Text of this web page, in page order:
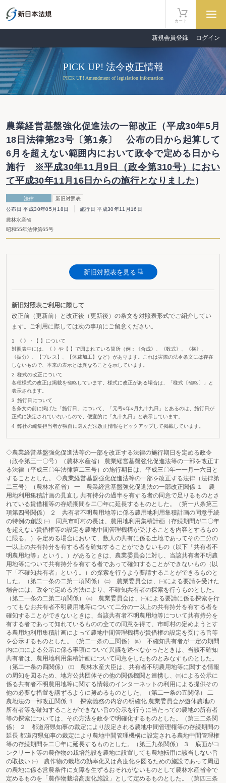
カート
新規会員登録 ログイン
PICK UP! 法令改正情報
PICK UP! Amendment of legislation information
農業経営基盤強化促進法の一部改正（平成30年5月
18日法律第23号〔第1条〕 公布の日から起算して
6月を超えない範囲内において政令で定める日から
施行
※平成30年11月9日（政令第310号）におい
て平成30年11月16日からの施行となりました）
法律
新旧対照表
公布日 平成30年05月18日
施行日 平成30年11月16日
農林水産省
昭和55年法律第65号
新旧対照表を見る
新旧対照表ご利用に際して
改正前（更新前）と改正後（更新後）の条文を対照表形式でご紹介してい
ます。ご利用に際しては次の事項にご留意ください。
《 》・【 】について
対照表中には、《 》や【 】で囲まれている箇所（例：《合成》、《数式》、《横》、
《振分》、【ブレス】、【体裁加工】など）があります。これは実際の法令条文には存在
しないもので、本来の表示とは異なることを示しています。
様式の改正について
各種様式の改正は掲載を省略しています。様式に改正がある場合は、「様式〔省略〕」と
表示されます。
施行日について
各条文の前に掲げた「施行日」について、「元号○年○月九十九日」とあるのは、施行日が
正式に決定されていないもので、便宜的に「九十九日」と表示しています。
弊社の編集担当者が独自に選んだ法改正情報をピックアップして掲載しています。
◇農業経営基盤強化促進法等の一部を改正する法律の施行期日を定める政令
（政令第三一〇号）（農林水産省） 農業経営基盤強化促進法等の一部を改正す
る法律（平成三〇年法律第二三号）の施行期日は、平成三〇年一一月一六日と
することとした。 ◇農業経営基盤強化促進法等の一部を改正する法律（法律第
二三号）（農林水産省） 一 農業経営基盤強化促進法の一部改正関係 １ 農
用地利用集積計画の見直し 共有持分の過半を有する者の同意で足りるものとさ
れている賃借権等の存続期間を二〇年に延長するものとした。（第一八条第三
項第四号関係） ２ 共有者不明農用地等に係る農用地利用集積計画の同意手続
の特例の創設 ㈠ 同意市町村の長は、農用地利用集積計画（存続期間が二〇年
を超えない賃借権等の設定を農地中間管理機構が受けることを内容とするもの
に限る。）を定める場合において、数人の共有に係る土地であってその二分の
一以上の共有持分を有する者を確知することができないもの（以下「共有者不
明農用地等」という。）があるときは、農業委員会に対し、当該共有者不明農
用地等について共有持分を有する者であって確知することができないもの（以
下「不確知共有者」という。）の探索を行うよう要請することができるものと
した。（第二一条の二第一項関係） ㈡ 農業委員会は、㈠による要請を受けた
場合には、政令で定める方法により、不確知共有者の探索を行うものとした。
（第二一条の二第二項関係） ㈢ 農業委員会は、㈠による要請に係る探索を行
ってもなお共有者不明農用地等について二分の一以上の共有持分を有する者を
確知することができないときは、当該共有者不明農用地等について共有持分を
有する者であって知れているものの全ての同意を得て、市町村の定めようとす
る農用地利用集積計画によって農地中間管理機構が賃借権の設定を受ける旨等
を公示するものとした。（第二一条の三関係） ㈣ 不確知共有者が一定の期間
内に㈢による公示に係る事項について異議を述べなかったときは、当該不確知
共有者は、農用地利用集積計画について同意をしたものとみなすものとした。
（第二一条の四関係） ㈤ 農林水産大臣は、共有者不明農用地等に関する情報
の周知を図るため、地方公共団体その他の関係機関と連携し、㈢による公示に
係る共有者不明農用地等に関する情報のインターネットの利用による提供その
他の必要な措置を講ずるように努めるものとした。（第二一条の五関係） 二
農地法の一部改正関係 １ 探索義務の内容の明確化 農業委員会が遊休農地の
所有者等を確知することができない旨の公示を行うに当たっての農地の所有者
等の探索については、その方法を政令で明確化するものとした。（第三二条関
係） ２ 都道府県知事の裁定により設定される農地中間管理権等の存続期間の
延長 都道府県知事の裁定により農地中間管理機構に設定される農地中間管理権
等の存続期間を二〇年に延長するものとした。（第三九条関係） ３ 底面がコ
ンクリート等の農作物の栽培施設を農地に設置しても農地転用に該当しない旨
の取扱い ㈠ 農作物の栽培の効率化又は高度化を図るための施設であって周辺
の農地に係る営農条件に支障を生ずるおそれがないものとして農林水産省令で
定めるものを「農作物栽培高度化施設」として定めるものとした。（第四三条